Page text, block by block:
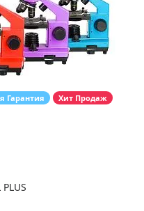
Гарантия Хит Продаж